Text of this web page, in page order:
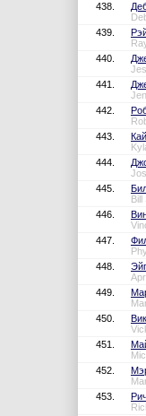
438.
439.
440.
441.
442.
443.
444.
445.
Bill
446.
447.
448.
449.
450.
451.
452.
453.